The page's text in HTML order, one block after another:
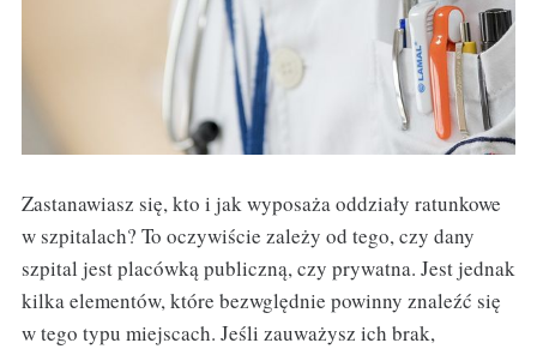
Zastanawiasz się, kto i jak wyposaża oddziały ratunkowe
w szpitalach? To oczywiście zależy od tego, czy dany
szpital jest placówką publiczną, czy prywatna. Jest jednak
kilka elementów, które bezwględnie powinny znaleźć się
w tego typu miejscach. Jeśli zauważysz ich brak,